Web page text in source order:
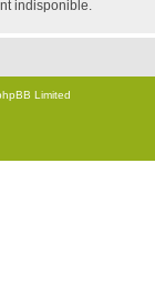
indisponible.
Limited